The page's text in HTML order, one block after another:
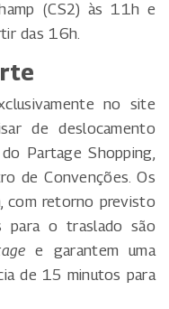
(CS2) às 11h e
das 16h.
no site
de deslocamento
Partage Shopping,
de Convenções. Os
com retorno previsto
para o traslado são
e garantem uma
de 15 minutos para